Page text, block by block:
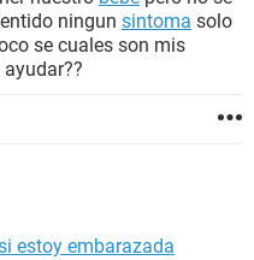
ningun sintoma solo
se cuales son mis
estoy embarazada